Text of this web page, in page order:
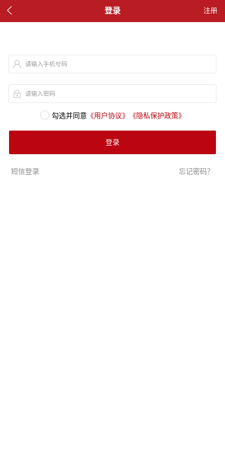
 登录 注册
请输入手机号码
请输入密码
勾选并同意 《用户协议》 《隐私保护政策》
登录
短信登录 忘记密码？